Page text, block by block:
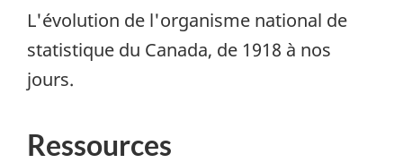
L'évolution de l'organisme national de
statistique du Canada, de 1918 à nos
jours.
Ressources